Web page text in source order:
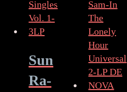
Sun
Ra-